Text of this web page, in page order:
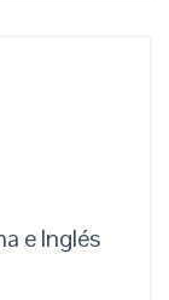
e Inglés